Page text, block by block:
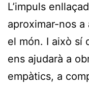
L’impuls
aproximar-nos a
el món. I això sí
ens ajudarà a
empàtics, a